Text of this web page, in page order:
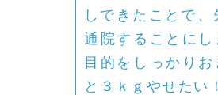
しできたことで、
通院することに
目的をしっかり
と３ｋｇやせた